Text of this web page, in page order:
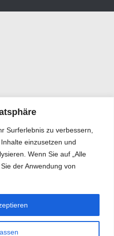
Surferlebnis zu verbessern,
einzusetzen und
Wenn Sie auf „Alle
der Anwendung von